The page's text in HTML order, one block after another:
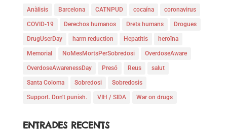
Anàlisis Barcelona CATNPUD cocaína coronavirus
COVID-19 Derechos humanos Drets humans Drogues
DrugUserDay harm reduction Hepatitis heroïna
Memorial NoMesMortsPerSobredosi OverdoseAware
OverdoseAwarenessDay Presó Reus salut
Santa Coloma Sobredosi Sobredosis
Support. Don't punish. VIH / SIDA War on drugs
ENTRADES RECENTS